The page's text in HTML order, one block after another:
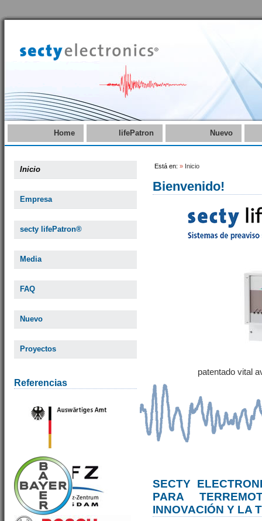
Home lifePatron Nuevo
Inicio
Empresa
secty lifePatron®
Media
FAQ
Nuevo
Proyectos
Referencias
Está en: » Inicio
Bienvenido!
patentado vital
SECTY
PARA
INNOVACIÓN Y LA